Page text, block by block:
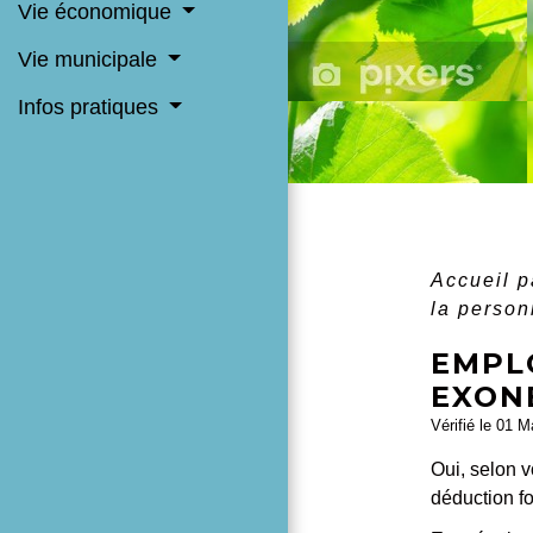
Vie économique
Vie municipale
Infos pratiques
Accueil
la
Vérifié le 01
Oui, selon
déduction